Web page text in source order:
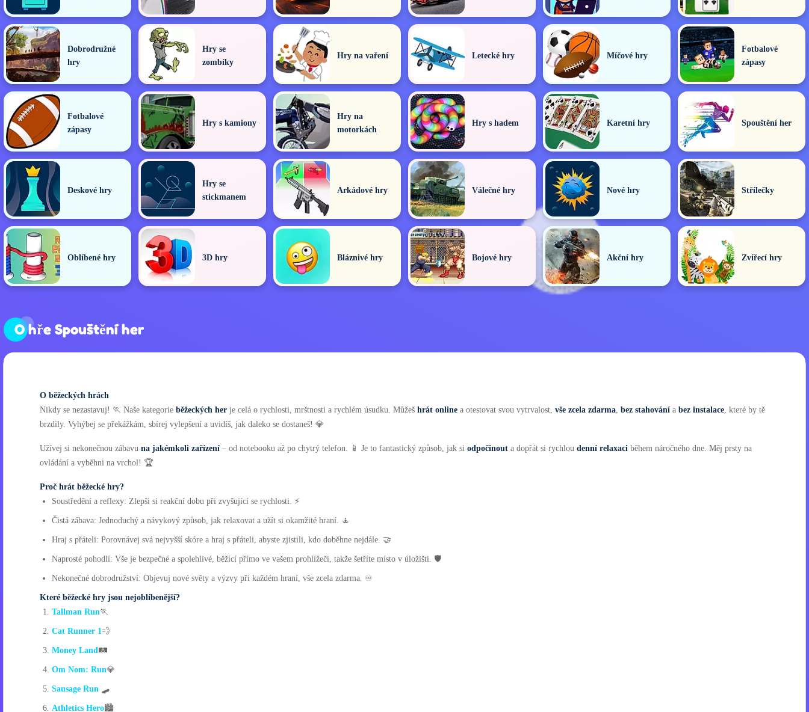
Dobrodružné
hry
Hry se
zombíky
Hry na vaření Letecké hry Míčové hry
Fotbalové
zápasy
Fotbalové
zápasy
Hry s kamiony
Hry na
motorkách
Hry s hadem Karetní hry Spouštění her
Deskové hry
Hry se
stickmanem
Arkádové hry Válečné hry Nové hry Střílečky
Oblíbené hry 3D hry Bláznivé hry Bojové hry Akční hry Zvířecí hry
O hře Spouštění her
O běžeckých hrách
Nikdy se nezastavuj! 🏃 Naše kategorie běžeckých her je celá o rychlosti, mrštnosti a rychlém úsudku. Můžeš hrát online a otestovat svou vytrvalost, vše zcela zdarma, bez stahování a bez instalace, které by tě
brzdily. Vyhýbej se překážkám, sbírej vylepšení a uvidíš, jak daleko se dostaneš! 💎
Užívej si nekonečnou zábavu na jakémkoli zařízení – od notebooku až po chytrý telefon. 📱 Je to fantastický způsob, jak si odpočinout a dopřát si rychlou denní relaxaci během náročného dne. Měj prsty na
ovládání a vyběhni na vrchol! 🏆
Proč hrát běžecké hry?
Soustředění a reflexy: Zlepši si reakční dobu při zvyšující se rychlosti. ⚡
Čistá zábava: Jednoduchý a návykový způsob, jak relaxovat a užít si okamžité hraní. 🧘
Hraj s přáteli: Porovnávej svá nejvyšší skóre a hraj s přáteli, abyste zjistili, kdo doběhne nejdále. 🤝
Naprosté pohodlí: Vše je bezpečné a spolehlivé, běžící přímo ve vašem prohlížeči, takže šetříte místo v úložišti. 🛡️
Nekonečné dobrodružství: Objevuj nové světy a výzvy při každém hraní, vše zcela zdarma. ♾️
Které běžecké hry jsou nejoblíbenější?
Tallman Run🏃
Cat Runner 1💨
Money Land🛤️
Om Nom: Run💎
Sausage Run 🛹
Athletics Hero🏙️